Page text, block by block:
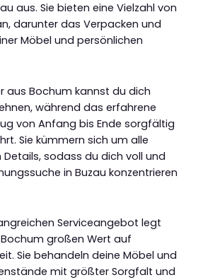
aus. Sie bieten eine Vielzahl von
darunter das Verpacken und
Möbel und persönlichen
aus Bochum kannst du dich
während das erfahrene
von Anfang bis Ende sorgfältig
Sie kümmern sich um alle
sodass du dich voll und
in Buzau konzentrieren
Serviceangebot legt
großen Wert auf
Sie behandeln deine Möbel und
mit größter Sorgfalt und